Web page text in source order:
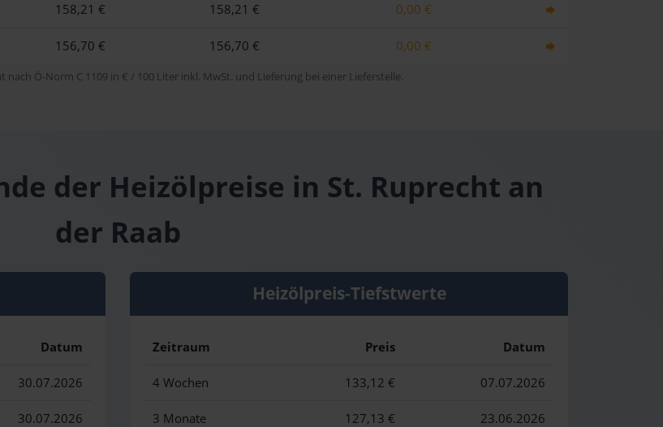
158,21 € 158,21 € 0,00 €
156,70 € 156,70 € 0,00 €
Ö-Norm C 1109 in € / 100 Liter inkl. MwSt. und Lieferung bei einer Lieferstelle.
der Heizölpreise in St. Ruprecht an
der Raab
Datum
30.07.2026
30.07.2026
Heizölpreis-Tiefstwerte
Zeitraum Preis Datum
4 Wochen 133,12 € 07.07.2026
3 Monate 127,13 € 23.06.2026